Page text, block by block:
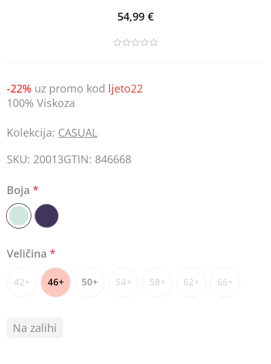
54,99 €
-22% uz promo kod ljeto22
100% Viskoza
Kolekcija: CASUAL
SKU: 20013GTIN: 846668
Boja*
Veličina*
42+ 46+ 50+ 54+ 58+ 62+ 66+
Na zalihi